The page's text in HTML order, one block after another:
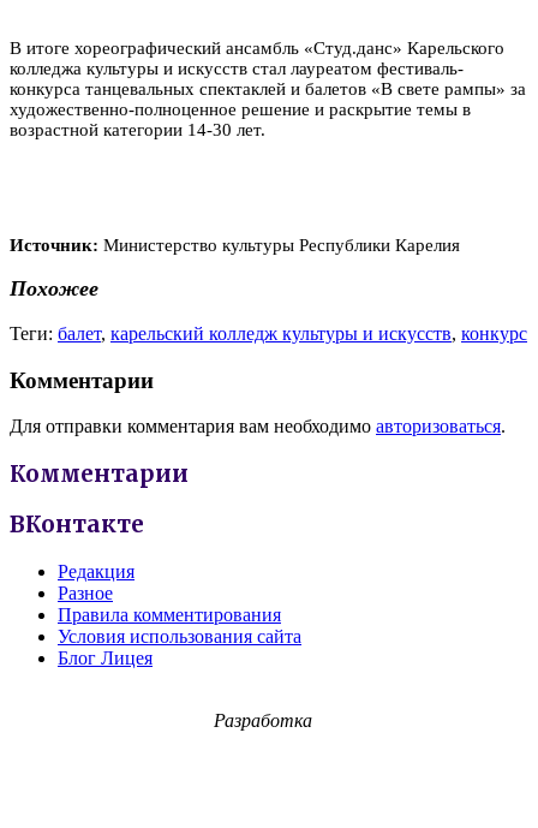
В итоге хореографический ансамбль «Студ.данс» Карельского
колледжа культуры и искусств стал лауреатом фестиваль-
конкурса танцевальных спектаклей и балетов «В свете рампы» за
художественно-полноценное решение и раскрытие темы в
возрастной категории 14-30 лет.
Источник: Министерство культуры Республики Карелия
Похожее
Теги: балет, карельский колледж культуры и искусств, конкурс
Комментарии
Для отправки комментария вам необходимо авторизоваться.
Комментарии
ВКонтакте
Редакция
Разное
Правила комментирования
Условия использования сайта
Блог Лицея
Разработка